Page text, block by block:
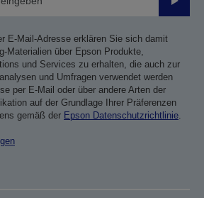
E-Mail-Adresse erklären Sie sich damit
Materialien über Epson Produkte,
und Services zu erhalten, die auch zur
und Umfragen verwendet werden
per E-Mail oder über andere Arten der
auf der Grundlage Ihrer Präferenzen
gemäß der Epson Datenschutzrichtlinie.